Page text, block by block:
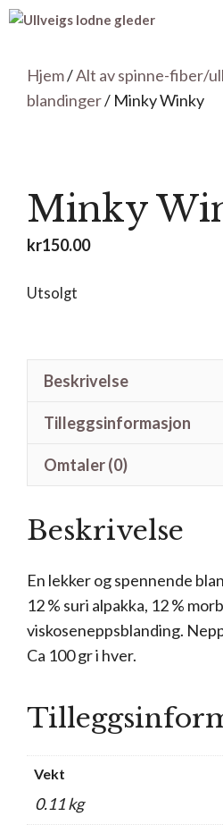
Hopp
Hjem/Alt av spinne-fiber/ull
blandinger/ Minky Winky
Minky
kr150.00
Utsolgt
Beskrivelse
Tilleggsinformasjon
Omtaler (0)
Beskrivelse
En lekker og spennende
12 % suri alpakka, 12 %
viskoseneppsblanding.
Ca 100 gr i hver.
Vekt
0.11 kg